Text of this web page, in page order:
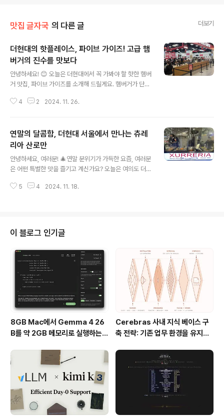
맛집 글자국 의 다른 글 더보기
더현대의 핫플레이스, 파이브 가이즈! 고급 햄
버거의 진수를 맛보다
안녕하세요! 😊 오늘은 더현대에서 꼭 가봐야 할 핫한 햄버
거 맛집, 파이브 가이즈를 소개해 드릴게요. 햄버거가 단순
즘, 파이브 가이즈는 그 흐름을 선도하는 곳인데요. 특히,
해 보셔도 좋을 것 같아요!파이브 가이즈의 매력 포인트1.
미국 정통 레시피, 고집스러운 맛의 비결창업자 제리 머렐
이 땅콩 기름에 튀긴 감자튀김에서 영감을 받아 모든 요리
에 땅콩 기름을 사용하는 것이 특징인데요.이 기름은 맛뿐
만 아니라 튀김의 바삭함과 고소함을 극대화시켜 줍니다.
그리고 무엇보다 감자튀김의 맛은 브랜드의 정체성이라 할
4 2 2024. 11. 26.
연말의 달콤함, 더현대 서울에서 만나는 츄레
리아 산로만
안녕하세요, 여러분! 🎄연말 분위기가 가득한 요즘, 여러분
은 어떤 특별한 맛을 즐기고 계신가요? 오늘은 여의도 더현
산로만 더현대서울점을 소개합니다. 따끈한 츄러스와 달콤
입니다. 이곳에서는 바르셀로나 현지의 맛을 그대로 재현
한 츄러스를 맛볼 수 있는데요. 지하 1층, 조앤더주스 맞은
편에 위치해 있어 쉽게 찾으실 수 있습니다.특히 기본 츄러
스 메뉴인 츄로 꼰 쇼콜라떼는 초콜릿 소스와 츄러스의 완
벽한 조화를 자랑합니다. 바삭한 츄러스를 달콤한 초코 라
떼에 찍어 먹는 순간, 연말의 달..
5 4 2024. 11. 18.
이 블로그 인기글
8GB Mac에서 Gemma 4 26
B를 약 2GB 메모리로 실행하는 T
Cerebras 사내 지식 베이스 구
축 전략: 기존 업무 환경을 유지하